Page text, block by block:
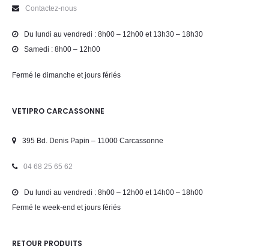
Contactez-nous
Du lundi au vendredi : 8h00 – 12h00 et 13h30 – 18h30
Samedi : 8h00 – 12h00
Fermé le dimanche et jours fériés
VETIPRO CARCASSONNE
395 Bd. Denis Papin – 11000 Carcassonne
04 68 25 65 62
Du lundi au vendredi : 8h00 – 12h00 et 14h00 – 18h00
Fermé le week-end et jours fériés
RETOUR PRODUITS